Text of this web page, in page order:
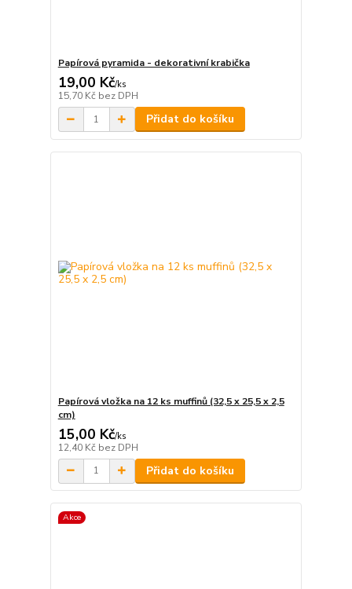
Papírová pyramida - dekorativní krabička
19,00 Kč/ks
15,70 Kč bez DPH
Přidat do košíku
Papírová vložka na 12 ks muffinů (32,5 x 25,5 x 2,5
cm)
15,00 Kč/ks
12,40 Kč bez DPH
Přidat do košíku
Akce